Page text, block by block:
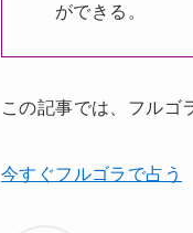
ができる。
この記事では、フルゴ
今すぐフルゴラで占う